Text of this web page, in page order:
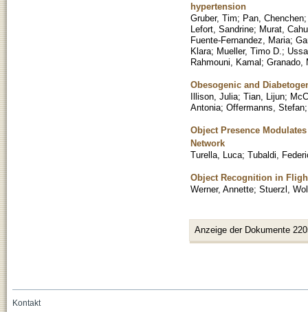
hypertension
Gruber, Tim; Pan, Chenchen
Lefort, Sandrine; Murat,
Fuente-Fernandez, Maria;
Klara; Mueller, Timo D. ;
Rahmouni, Kamal; Granado,
Obesogenic and
Illison, Julia; Tian, Lijun;
Antonia; Offermanns, Stefan
Object Presence
Network
Turella, Luca; Tubaldi,
Object Recognition in
Werner, Annette; Stuerzl,
Anzeige der Dokumente
Kontakt